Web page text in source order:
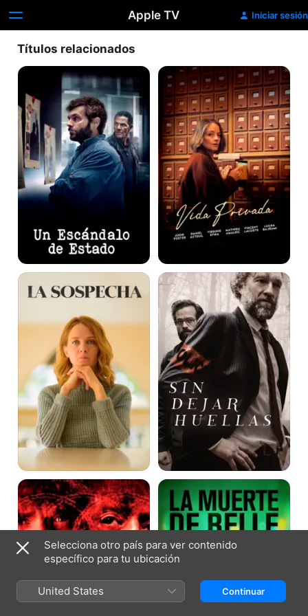
Apple TV Iniciar sesión
Títulos relacionados
Un
de
estado
Vida
privada
La
sospecha
Sin
dejar
huellas
Los
ríos
de
color
púrpura
2
La
muerte
Belle
Selecciona otro país para ver contenido
específico para tu ubicación
United States Continuar